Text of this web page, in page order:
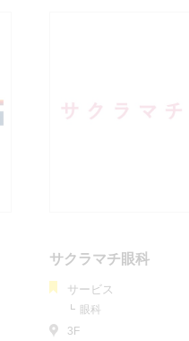
サクラマチ眼科
サービス
眼科
3F